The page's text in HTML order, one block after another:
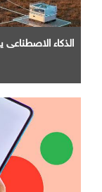
الذكاء الاصطناعي